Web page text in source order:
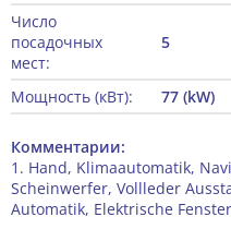
Число
посадочных
мест:
5
Мощность (кВт): 77 (kW)
Комментарии:
1. Hand, Klimaautomatik,
Scheinwerfer, Vollleder
Automatik, Elektrische